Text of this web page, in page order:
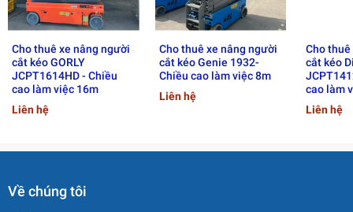
Cho thuê xe nâng người
cắt kéo GORLY
JCPT1614HD - Chiều
cao làm việc 16m
Liên hệ
Cho thuê xe nâng người
cắt kéo Genie 1932-
Chiều cao làm việc 8m
Liên hệ
Cho
cắt kéo
cao làm
Liên hệ
Về chúng tôi